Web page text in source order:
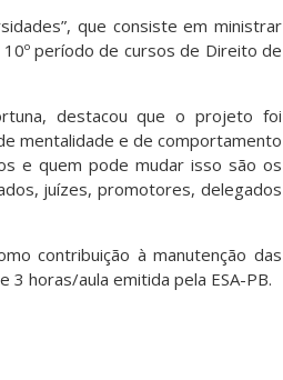
que consiste em ministrar
período de cursos de Direito de
destacou que o projeto foi
mentalidade e de comportamento
e quem pode mudar isso são os
juízes, promotores, delegados
contribuição à manutenção das
horas/aula emitida pela ESA-PB.